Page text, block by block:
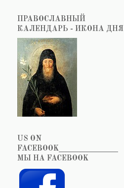
ПРАВОСЛАВНЫЙ
КАЛЕНДАРЬ - ИКОНА ДНЯ
US ON
FACEBOOK_______________
МЫ НА FACEBOOK